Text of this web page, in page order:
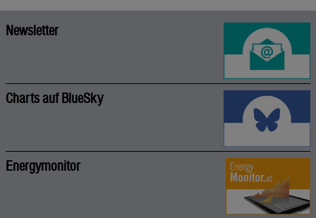
Newsletter
Charts auf BlueSky
Energymonitor